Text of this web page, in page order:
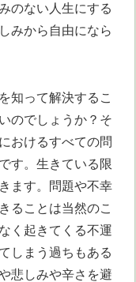
のない人生にする
みから自由になら
知って解決するこ
のでしょうか？そ
おけるすべての問
す。生きている限
ます。問題や不幸
ることは当然のこ
く起きてくる不運
しまう過ちもある
悲しみや辛さを避